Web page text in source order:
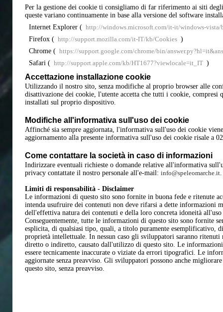
Per la gestione dei cookie ti consigliamo di far riferimento ai siti
queste variano continuamente in base alla versione del software
Internet Explorer ( http://windows.microsoft.com/it-it/windows-
Firefox ( http://support.mozilla.com/it-IT/kb/Cookies )
Chrome ( https://support.google.com/chrome/bin/
Safari ( http://support.apple.com/kb/HT1677?viewlocale=it_IT )
Accettazione installazione cookie
Utilizzando il nostro sito, senza modifiche al proprio browser alle
disattivazione dei cookie, l'utente accetta che tutti i cookie, compresi
installati sul proprio dispositivo.
Modifiche all'informativa sull'uso dei cookie
Affinché sia sempre aggiornata, l'informativa sull'uso dei cookie
aggiornamento alla presente informativa sull'uso dei cookie risale a
Come contattare la società in caso di informazioni
Indirizzare eventuali richieste o domande relative all'informativa
privacy contattate il nostro personale all'e-mail: info@speleomarche.it.
Limiti di responsabilità - Disclaimer
Le informazioni di questo sito sono fornite in buona fede e ritenute
intenda usufruire dei contenuti non deve rifarsi a dette informazioni
dell'effettiva natura dei contenuti e della loro concreta idoneità all'uso
Conseguentemente, tutte le informazioni di questo sito sono fornite
esplicita, di qualsiasi tipo, quali, a titolo puramente esemplificativo,
proprietà intellettuale. In nessun caso gli sviluppatori saranno ritenuti
diretto o indiretto, causato dall'utilizzo di questo sito. Le informazioni
essere tecnicamente inaccurate o viziate da errori tipografici. Le
aggiornate senza preavviso. Gli sviluppatori possono anche
questo sito, senza preavviso.